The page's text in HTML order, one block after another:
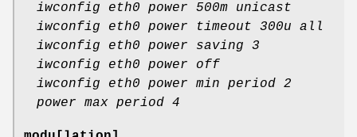
iwconfig eth0 power 500m unicast
iwconfig eth0 power timeout 300u all
iwconfig eth0 power saving 3
iwconfig eth0 power off
iwconfig eth0 power min period 2
power max period 4